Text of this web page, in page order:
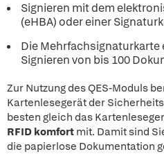
Signieren mit dem
(eHBA) oder einer
Die Mehrfachsignaturkarte
Signieren von bis 100
Zur Nutzung des QES-Moduls
Kartenlesegerät der
besten gleich das
RFID komfort mit. Damit sind
die papierlose Dokumentation